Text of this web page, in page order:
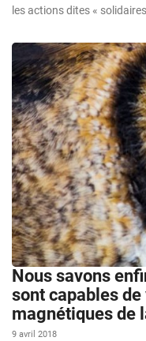
les actions dites «
Nous savons
sont capables
magnétiques de
9 avril 2018